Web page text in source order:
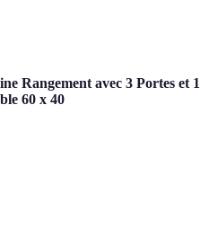
Rangement avec 3 Portes et 1
60 x 40